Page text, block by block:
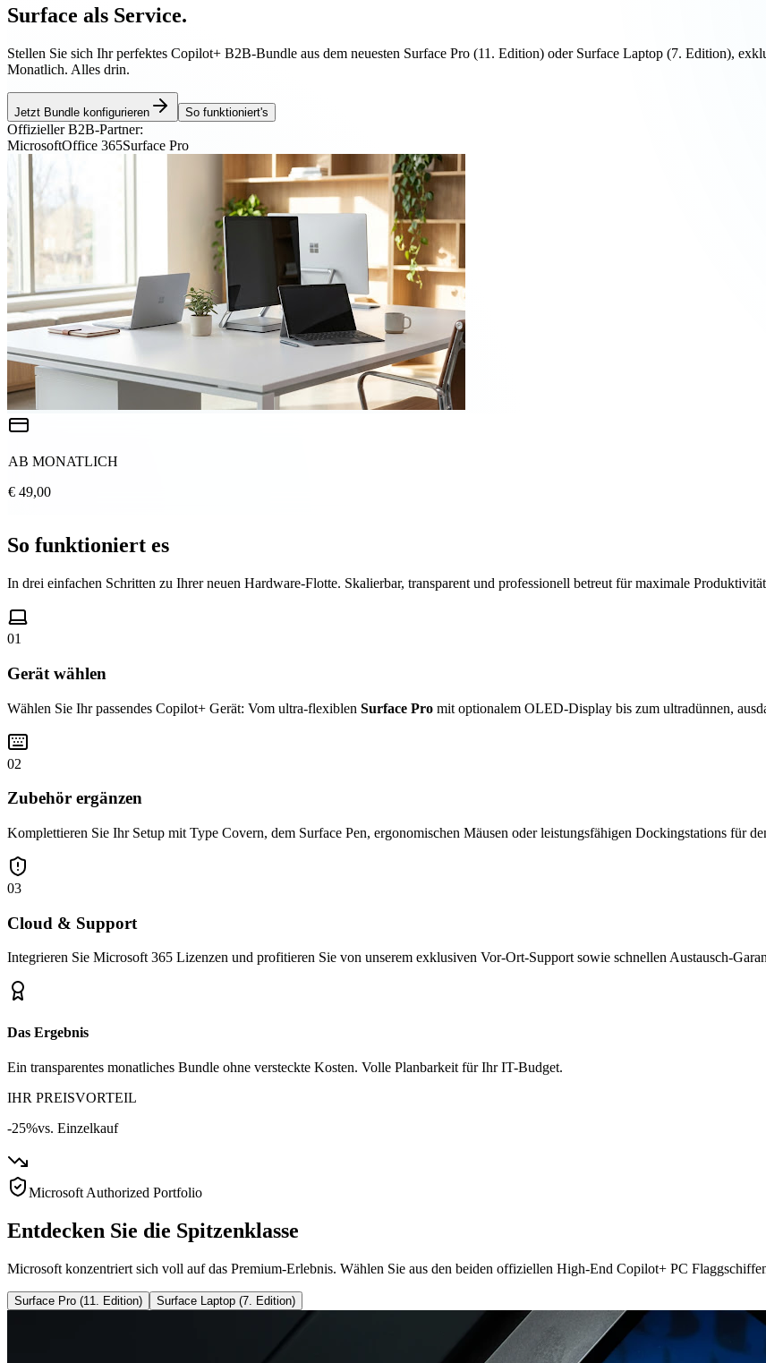
Surface als Service.
Stellen Sie sich Ihr perfektes Copilot+ B2B-Bundle aus dem neuesten Surface Pro (11. Edition) oder Surface Laptop (7. Edition),
Monatlich. Alles drin.
Jetzt Bundle konfigurieren So funktioniert's
Offizieller B2B-Partner:
MicrosoftOffice 365Surface Pro
AB MONATLICH
€ 49,00
So funktioniert es
In drei einfachen Schritten zu Ihrer neuen Hardware-Flotte. Skalierbar, transparent und professionell betreut für maximale
01
Gerät wählen
Wählen Sie Ihr passendes Copilot+ Gerät: Vom ultra-flexiblen Surface Pro mit optionalem OLED-Display bis zum ultradünnen,
02
Zubehör ergänzen
Komplettieren Sie Ihr Setup mit Type Covern, dem Surface Pen, ergonomischen Mäusen oder leistungsfähigen Dockingstations für
03
Cloud & Support
Integrieren Sie Microsoft 365 Lizenzen und profitieren Sie von unserem exklusiven Vor-Ort-Support sowie schnellen Austausch-
Das Ergebnis
Ein transparentes monatliches Bundle ohne versteckte Kosten. Volle Planbarkeit für Ihr IT-Budget.
IHR PREISVORTEIL
-25%vs. Einzelkauf
Microsoft Authorized Portfolio
Entdecken Sie die Spitzenklasse
Microsoft konzentriert sich voll auf das Premium-Erlebnis. Wählen Sie aus den beiden offiziellen High-End Copilot+ PC
Surface Pro (11. Edition) Surface Laptop (7. Edition)